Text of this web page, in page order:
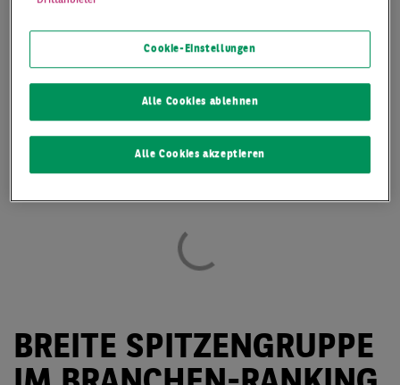
BREITE SPITZENGRUPPE
Cookie-Einstellungen
Alle Cookies ablehnen
Alle Cookies akzeptieren